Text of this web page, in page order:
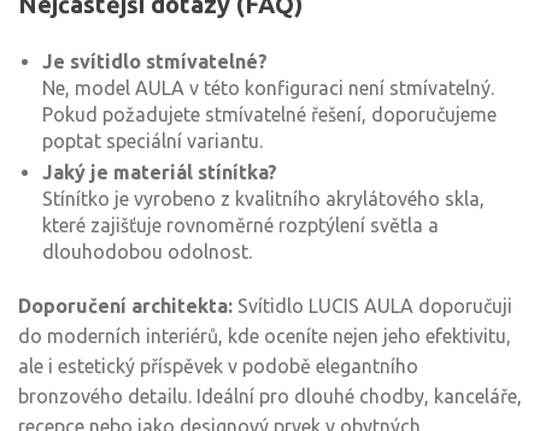
Je svítidlo stmívatelné?
Ne, model AULA v této konfiguraci není stmívatelný.
Pokud požadujete stmívatelné řešení, doporučujeme
poptat speciální variantu.
Jaký je materiál stínítka?
Stínítko je vyrobeno z kvalitního akrylátového skla,
které zajišťuje rovnoměrné rozptýlení světla a
dlouhodobou odolnost.
Doporučení architekta: Svítidlo LUCIS AULA doporučuji
do moderních interiérů, kde oceníte nejen jeho efektivitu,
ale i estetický příspěvek v podobě elegantního
bronzového detailu. Ideální pro dlouhé chodby, kanceláře,
recepce nebo jako designový prvek v obytných